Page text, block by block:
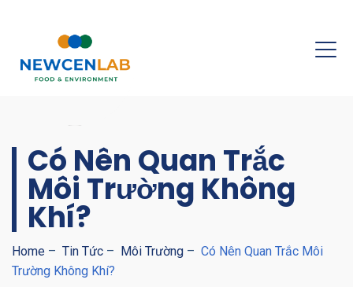
Có Nên Quan Trắc
Môi Trường Không
Khí?
Home – Tin Tức – Môi Trường – Có Nên Quan Trắc Môi
Trường Không Khí?